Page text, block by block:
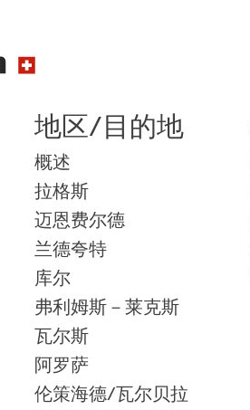
地区/目的地
概述
拉格斯
迈恩费尔德
兰德夸特
库尔
弗利姆斯－莱克斯
瓦尔斯
阿罗萨
伦策海德/瓦尔贝拉